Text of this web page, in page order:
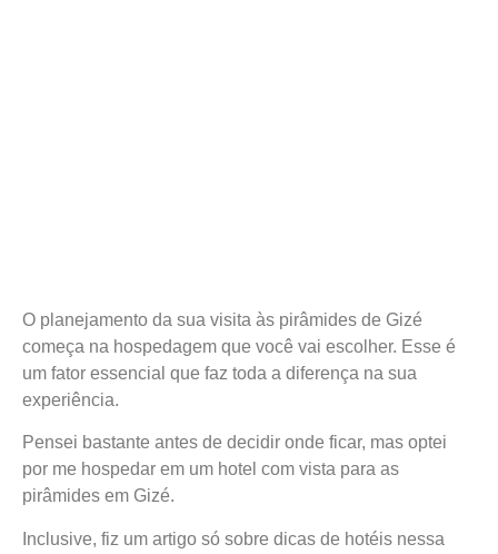
O planejamento da sua visita às pirâmides de Gizé
começa na hospedagem que você vai escolher. Esse é
um fator essencial que faz toda a diferença na sua
experiência.
Pensei bastante antes de decidir onde ficar, mas optei
por me hospedar em um hotel com vista para as
pirâmides em Gizé.
Inclusive, fiz um artigo só sobre dicas de hotéis nessa